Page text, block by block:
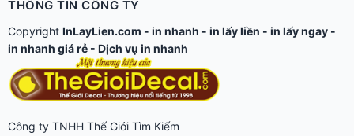
THÔNG TIN CÔNG TY
Copyright InLayLien.com - in nhanh - in lấy liền - in lấy ngay -
in nhanh giá rẻ - Dịch vụ in nhanh
Công ty TNHH Thế Giới Tìm Kiếm